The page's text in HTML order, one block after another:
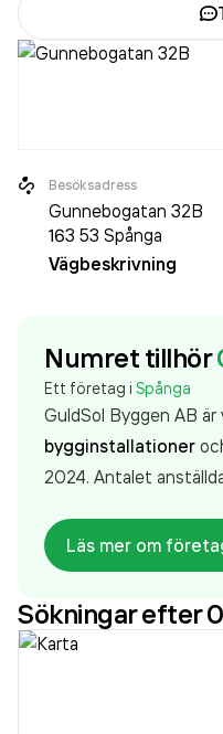
Besöksadress
Gunnebogatan 32B
163 53 Spånga
Vägbeskrivning
Numret tillhör
Ett företag i Spånga
GuldSol Byggen AB är
bygginstallationer
2024. Antalet
företaget. Bolaget är
sedan 2020. GuldSol
15 483 000,00 kr
Läs mer om
Sökningar efter